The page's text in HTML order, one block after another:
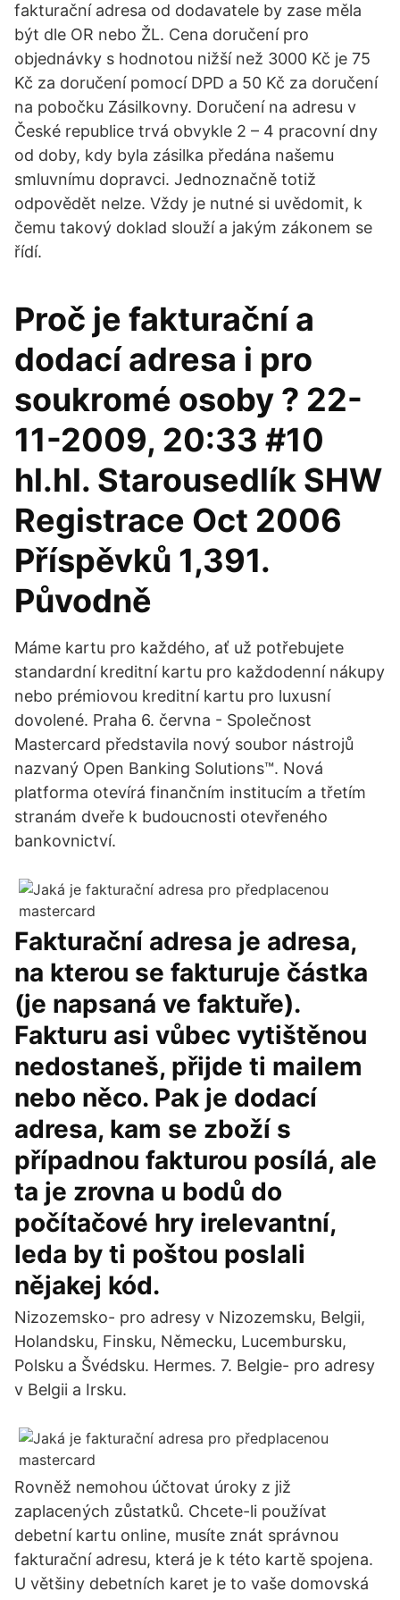
fakturační adresa od dodavatele by zase měla
být dle OR nebo ŽL. Cena doručení pro
objednávky s hodnotou nižší než 3000 Kč je 75
Kč za doručení pomocí DPD a 50 Kč za doručení
na pobočku Zásilkovny. Doručení na adresu v
České republice trvá obvykle 2 – 4 pracovní dny
od doby, kdy byla zásilka předána našemu
smluvnímu dopravci. Jednoznačně totiž
odpovědět nelze. Vždy je nutné si uvědomit, k
čemu takový doklad slouží a jakým zákonem se
řídí.
Proč je fakturační a
dodací adresa i pro
soukromé osoby ? 22-
11-2009, 20:33 #10
hl.hl. Starousedlík SHW
Registrace Oct 2006
Příspěvků 1,391.
Původně
Máme kartu pro každého, ať už potřebujete
standardní kreditní kartu pro každodenní nákupy
nebo prémiovou kreditní kartu pro luxusní
dovolené. Praha 6. června - Společnost
Mastercard představila nový soubor nástrojů
nazvaný Open Banking Solutions™. Nová
platforma otevírá finančním institucím a třetím
stranám dveře k budoucnosti otevřeného
bankovnictví.
Fakturační adresa je adresa,
na kterou se fakturuje částka
(je napsaná ve faktuře).
Fakturu asi vůbec vytištěnou
nedostaneš, přijde ti mailem
nebo něco. Pak je dodací
adresa, kam se zboží s
případnou fakturou posílá, ale
ta je zrovna u bodů do
počítačové hry irelevantní,
leda by ti poštou poslali
nějakej kód.
Nizozemsko- pro adresy v Nizozemsku, Belgii,
Holandsku, Finsku, Německu, Lucembursku,
Polsku a Švédsku. Hermes. 7. Belgie- pro adresy
v Belgii a Irsku.
Rovněž nemohou účtovat úroky z již
zaplacených zůstatků. Chcete-li používat
debetní kartu online, musíte znát správnou
fakturační adresu, která je k této kartě spojena.
U většiny debetních karet je to vaše domovská